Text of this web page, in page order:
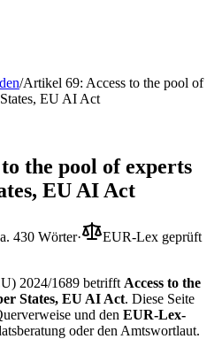
/Artikel 69: Access to the pool of
EU AI Act
the pool of experts
EU AI Act
430 Wörter·
EUR-Lex geprüft
2024/1689 betrifft Access to the
States, EU AI Act. Diese Seite
und den EUR-Lex-
oder den Amtswortlaut.